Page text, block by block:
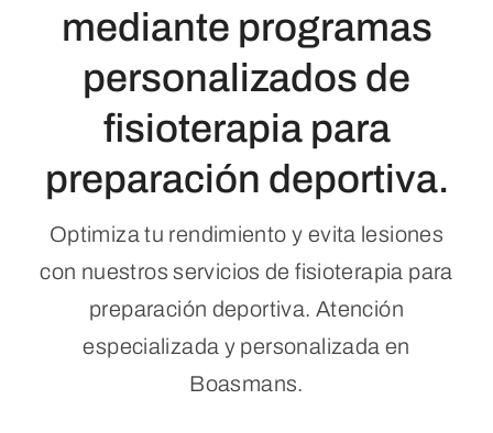
Servicios
Contacto
mediante programas
personalizados de
fisioterapia para
preparación deportiva.
Optimiza tu rendimiento y evita lesiones
con nuestros servicios de fisioterapia para
preparación deportiva. Atención
especializada y personalizada en
Boasmans.